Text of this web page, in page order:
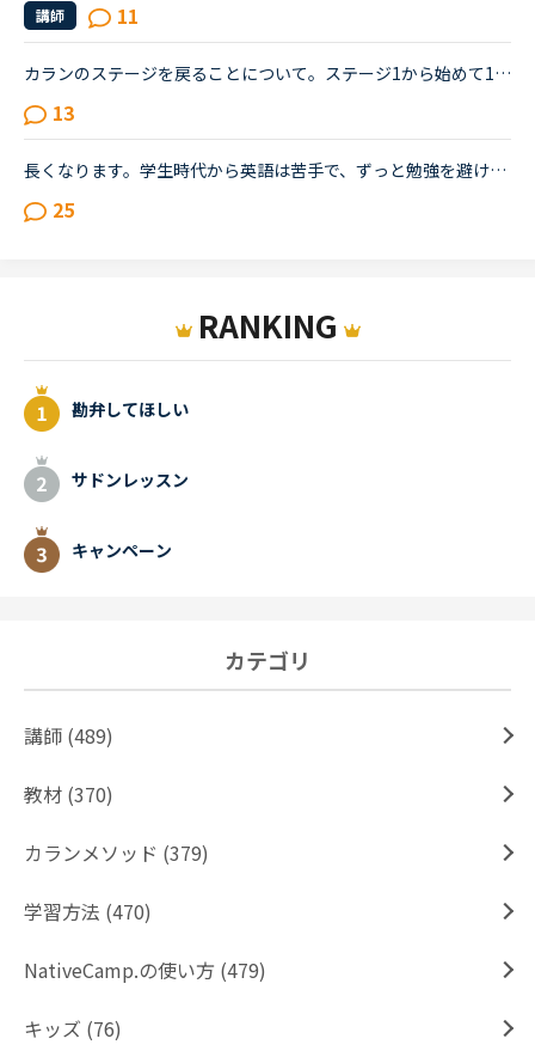
講師 11
カランのステージを戻ることについて。ステージ1から始めて11にはいりました。暗記は到底無理なので、先生のリードについてひたすらシャドウイングしています。ここに来て、文が長くなり、句動詞などもたくさん出...
13
長くなります。学生時代から英語は苦手で、ずっと勉強を避けてきました。２０代の時にたまたま近くのスクールで受けたTOEICのお試しテストでは、恥ずかしながら170～200程度しかないだろうと言われました。もちろ...
25
RANKING
勘弁してほしい
サドンレッスン
キャンペーン
カテゴリ
講師 (489)
教材 (370)
カランメソッド (379)
学習方法 (470)
NativeCamp.の使い方 (479)
キッズ (76)